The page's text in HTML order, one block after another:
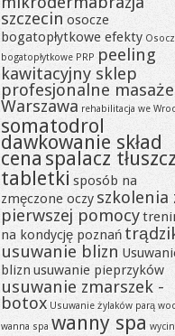
szczecin osocze
bogatopłytkowe efekty
bogatopłytkowe PRP peeling
kawitacyjny sklep
profesjonalne masaże
Warszawa rehabilitacja we
somatodrol
dawkowanie skład
cena spalacz
tabletki sposób na
zmęczone oczy szkolenia
pierwszej pomocy
na kondycję poznań
usuwanie blizn
blizn usuwanie pieprzyków
usuwanie zmarszek -
botox Usuwanie żylaków parą
wanna spa wanny spa